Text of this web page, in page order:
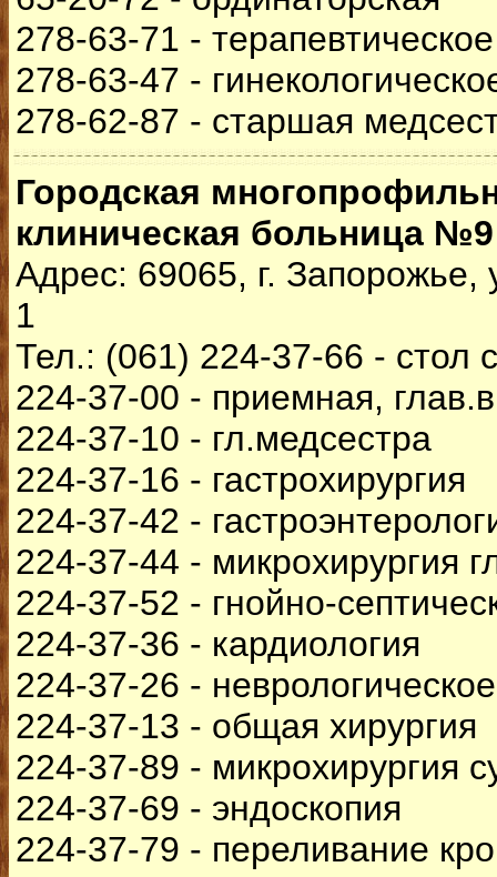
278-63-71 -
278-63-47 -
278-62-87 - старшая
Городская
клиническая больница №9
Адрес: 69065, г. Запорожье,
1
Тел.: (061) 224-37-66 - стол
224-37-00 - приемная,
224-37-10 - гл.медсестра
224-37-16 - гастрохирургия
224-37-42 -
224-37-44 - микрохирургия
224-37-52 - гнойно-
224-37-36 - кардиология
224-37-26 -
224-37-13 - общая хирургия
224-37-89 - микрохирургия
224-37-69 - эндоскопия
224-37-79 - переливание